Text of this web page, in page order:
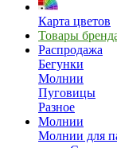
Карта цветов
Товары
Распродажа
Бегунки
Молнии
Пуговицы
Разное
Молнии
Молнии для